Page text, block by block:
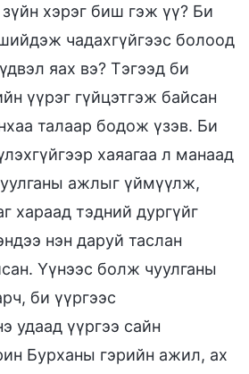
хэрэг биш гэж үү? Би
чадахгүйгээс болоод
яах вэ? Тэгээд би
үүрэг гүйцэтгэж байсан
талаар бодож үзэв. Би
хаяагаа л манаад
ажлыг үймүүлж,
хараад тэдний дургүйг
нэн даруй таслан
Үүнээс болж чуулганы
би үүргээс
удаад үүргээ сайн
Бурханы гэрийн ажил, ах